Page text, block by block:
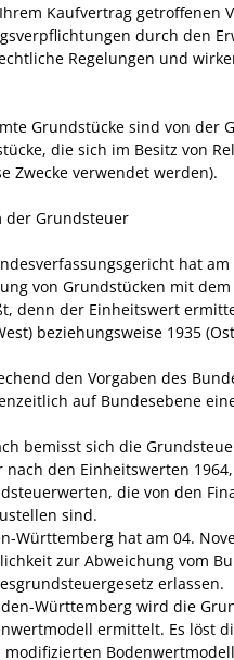
Kaufvertrag getroffenen
durch den
Regelungen und
Grundstücke sind von der
die sich im Besitz von
Zwecke verwendet werden).
der Grundsteuer
hat
von Grundstücken mit
denn der Einheitswert
beziehungsweise 1935
den Vorgaben des
auf Bundesebene
bemisst sich die
nach den Einheitswerten
die von den
sind.
Württemberg hat am 04.
zur Abweichung vom
erlassen.
Württemberg wird die
ermittelt. Es löst
modifizierten